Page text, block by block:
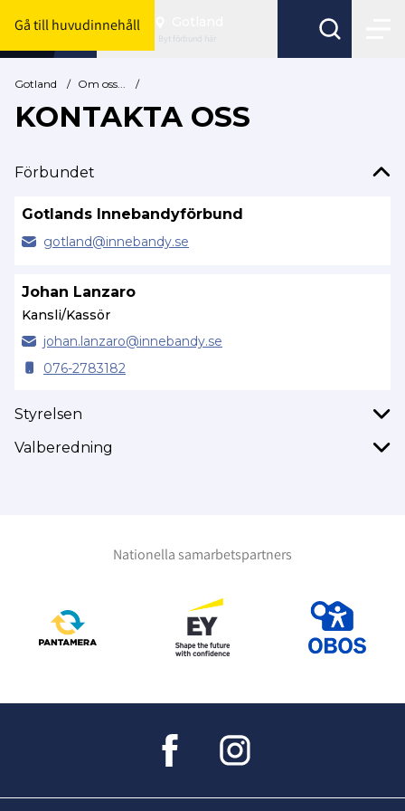
Gå till huvudinnehåll
Byt förbund här
Gotland / Om oss... /
KONTAKTA OSS
Förbundet
Gotlands Innebandyförbund
gotland@innebandy.se
Johan Lanzaro
Kansli/Kassör
johan.lanzaro@innebandy.se
076-2783182
Styrelsen
Valberedning
Nationella samarbetspartners